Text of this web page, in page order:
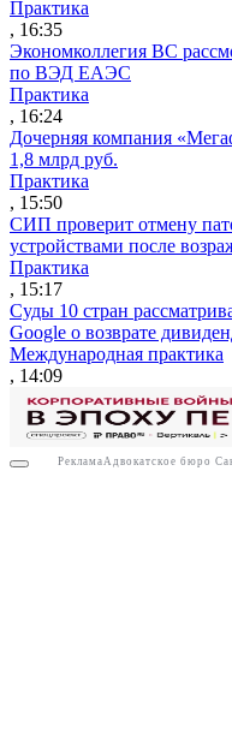
Практика
, 16:35
Экономколлегия ВС
по ВЭД ЕАЭС
Практика
, 16:24
Дочерняя компания
1,8 млрд руб.
Практика
, 15:50
СИП проверит отмену
устройствами после
Практика
, 15:17
Суды 10 стран
Google о возврате
Международная практика
, 14:09
Реклама Адвокатское бюро